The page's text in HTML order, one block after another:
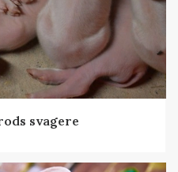
svagere